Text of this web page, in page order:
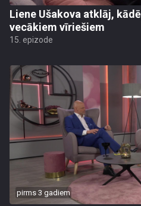
Liene Ušakova atklāj,
vecākiem vīriešiem
15. epizode
pirms 3 gadiem